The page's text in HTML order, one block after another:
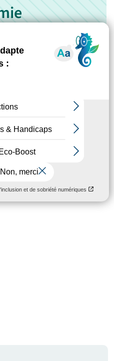
en location